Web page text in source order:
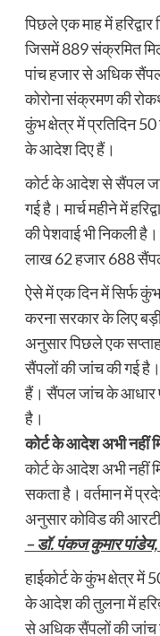
पिछले एक माह में
जिसमें 889 संक्रमित
पांच हजार से अधिक
कोरोना संक्रमण की
कुंभ क्षेत्र में प्रतिदिन
के आदेश दिए हैं।
कोर्ट के आदेश से सैंपल
गई है। मार्च महीने में
की पेशवाई भी निकली
लाख 62 हजार 688
ऐसे में एक दिन में सिर्फ
करना सरकार के लिए
अनुसार पिछले एक
सैंपलों की जांच की गई
हैं। सैंपल जांच के आधार
है।
कोर्ट के आदेश अभी नहीं
कोर्ट के आदेश अभी नहीं
सकता है। वर्तमान में
अनुसार कोविड की
– डॉ. पंकज कुमार पांडेय,
हाईकोर्ट के कुंभ क्षेत्र
के आदेश की तुलना में
से अधिक सैंपलों की जांच